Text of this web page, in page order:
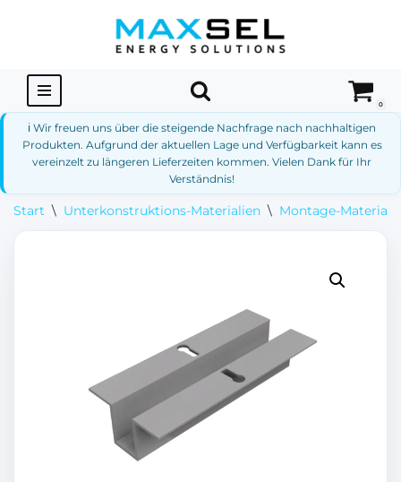
springen
0
ℹ️ Wir freuen uns über die steigende Nachfrage nach nachhaltigen
Produkten. Aufgrund der aktuellen Lage und Verfügbarkeit kann es
vereinzelt zu längeren Lieferzeiten kommen. Vielen Dank für Ihr
Verständnis!
Start \ Unterkonstruktions-Materialien \ Montage-